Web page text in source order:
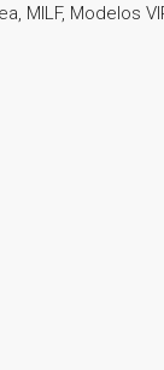
MILF, Modelos